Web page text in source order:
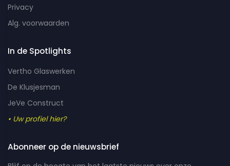
Privacy
Alg. voorwaarden
In de Spotlights
Vertho Glaswerken
De Klusjesman
JeVe Construct
• Uw profiel hier?
Abonneer op de nieuwsbrief